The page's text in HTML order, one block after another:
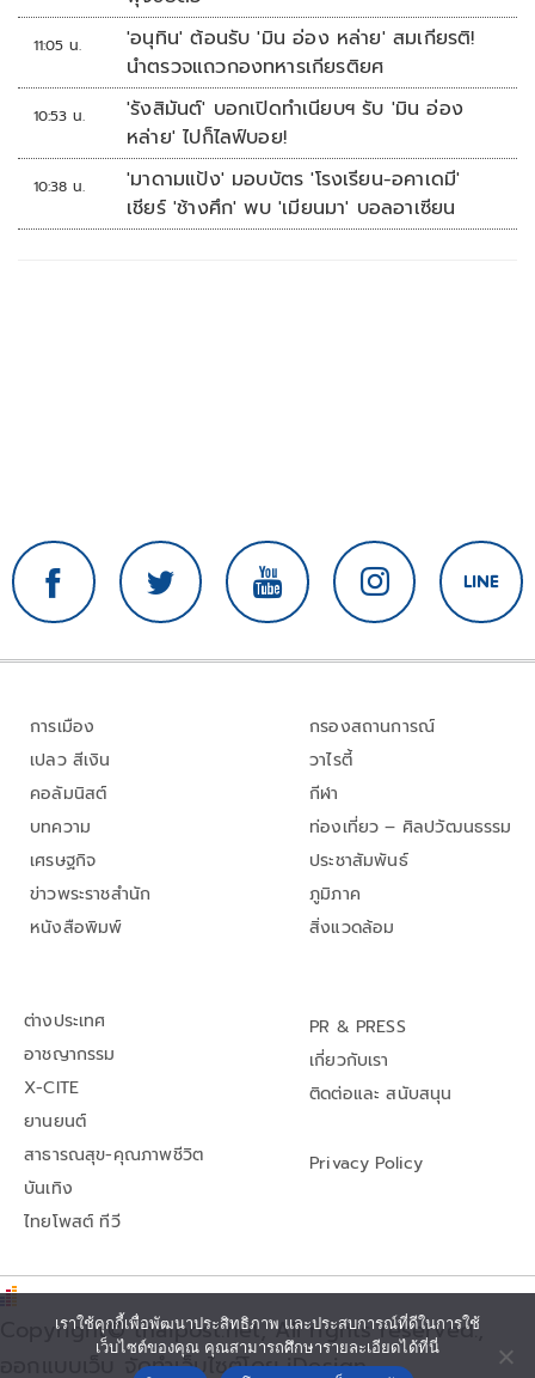
11:05 น.
'อนุทิน' ต้อนรับ 'มิน อ่อง หล่าย' สมเกียรติ!
นำตรวจแถวกองทหารเกียรติยศ
10:53 น.
'รังสิมันต์' บอกเปิดทำเนียบฯ รับ 'มิน อ่อง
หล่าย' ไปก็ไลฟ์บอย!
10:38 น.
'มาดามแป้ง' มอบบัตร 'โรงเรียน-อคาเดมี'
เชียร์ 'ช้างศึก' พบ 'เมียนมา' บอลอาเซียน
การเมือง
เปลว สีเงิน
คอลัมนิสต์
บทความ
เศรษฐกิจ
ข่าวพระราชสำนัก
หนังสือพิมพ์
กรองสถานการณ์
วาไรตี้
กีฬา
ท่องเที่ยว – ศิลปวัฒนธรรม
ประชาสัมพันธ์
ภูมิภาค
สิ่งแวดล้อม
ต่างประเทศ
อาชญากรรม
X-CITE
ยานยนต์
สาธารณสุข-คุณภาพชีวิต
บันเทิง
ไทยโพสต์ ทีวี
PR & PRESS
เกี่ยวกับเรา
ติดต่อและ สนับสนุน
Privacy Policy
Copyright© thaipost.net, All rights reserved.,
ออกแบบเว็บ จัดทำเว็บไซต์โดย iDesign
เราใช้คุกกี้เพื่อพัฒนาประสิทธิภาพ และประสบการณ์ที่ดีในการใช้
เว็บไซต์ของคุณ คุณสามารถศึกษารายละเอียดได้ที่นี่